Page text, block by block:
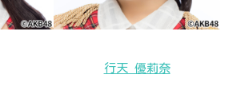
行天 優莉奈